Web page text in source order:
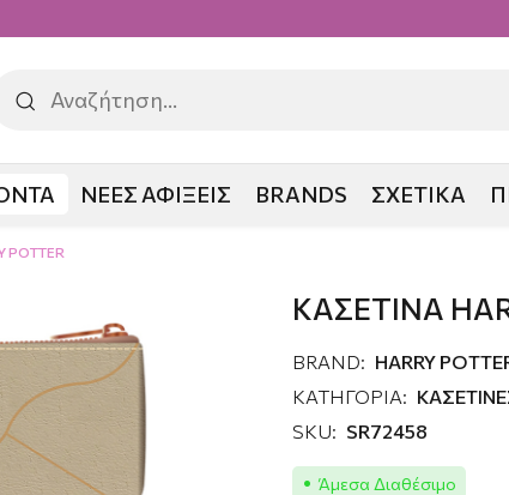
ΝΕΕΣ ΑΦΙΞΕΙΣ BRANDS ΣΧΕΤΙΚΑ
POTTER
ΚΑΣΕΤΙΝΑ
BRAND: HARRY
ΚΑΤΗΓΟΡΙΑ:
SKU: SR72458
Άμεσα Διαθέσιμο